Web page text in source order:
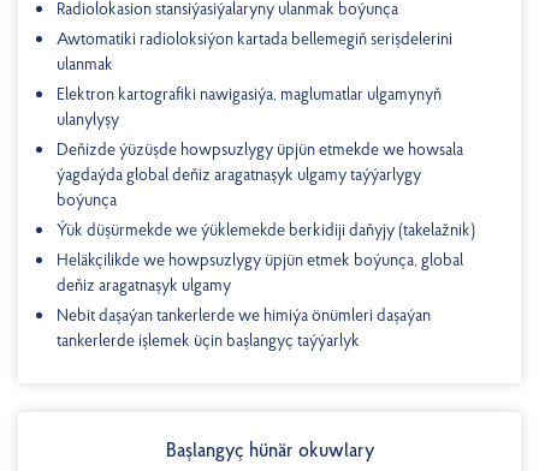
Radiolokasion stansiýasiýalaryny ulanmak boýunça
Awtomatiki radioloksiýon kartada bellemegiň serişdelerini
ulanmak
Elektron kartografiki nawigasiýa, maglumatlar ulgamynyň
ulanylyşy
Deňizde ýüzüşde howpsuzlygy üpjün etmekde we howsala
ýagdaýda global deňiz aragatnaşyk ulgamy taýýarlygy
boýunça
Ýük düşürmekde we ýüklemekde berkidiji daňyjy (takelažnik)
Heläkçilikde we howpsuzlygy üpjün etmek boýunça, global
deňiz aragatnaşyk ulgamy
Nebit daşaýan tankerlerde we himiýa önümleri daşaýan
tankerlerde işlemek üçin başlangyç taýýarlyk
Başlangyç hünär okuwlary